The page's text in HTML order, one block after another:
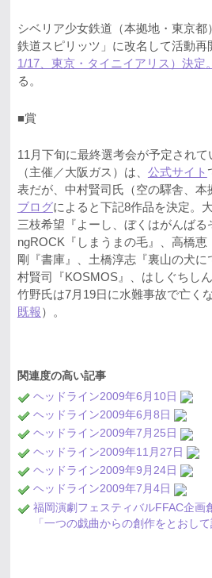
シベリア少女鉄道（本拠地・東京
鉄道スピリッツ」に改名して活動再
1/17、東京・タイニイアリス）決定。
る。
■賞
11月下旬に最終選考会が予定され
（主催／大阪ガス）は、 公式サイト
表だが、中村賢司氏（空の驛舎、本
ブログによると下記8作品を決定。
三枝希望『よーし、ぼくはがんばる
ngROCK『しまうまの毛』、高橋恵
剛『書庫』、土橋淳志『裏山の犬に
村賢司『KOSMOS』、はしぐちし
竹野氏は7月19日に水難事故で亡く
既報）。
関連度の高い記事
ヘッドライン2009年6月10日
ヘッドライン2009年6月8日
ヘッドライン2009年7月25日
ヘッドライン2009年11月27日
ヘッドライン2009年9月24日
ヘッドライン2009年7月4日
福岡演劇フェスティバルFFAC企画
「一つの戯曲からの創作をとおし